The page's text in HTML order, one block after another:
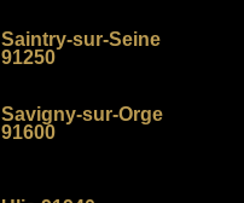
Saintry-sur-Seine
91250
Savigny-sur-Orge
91600